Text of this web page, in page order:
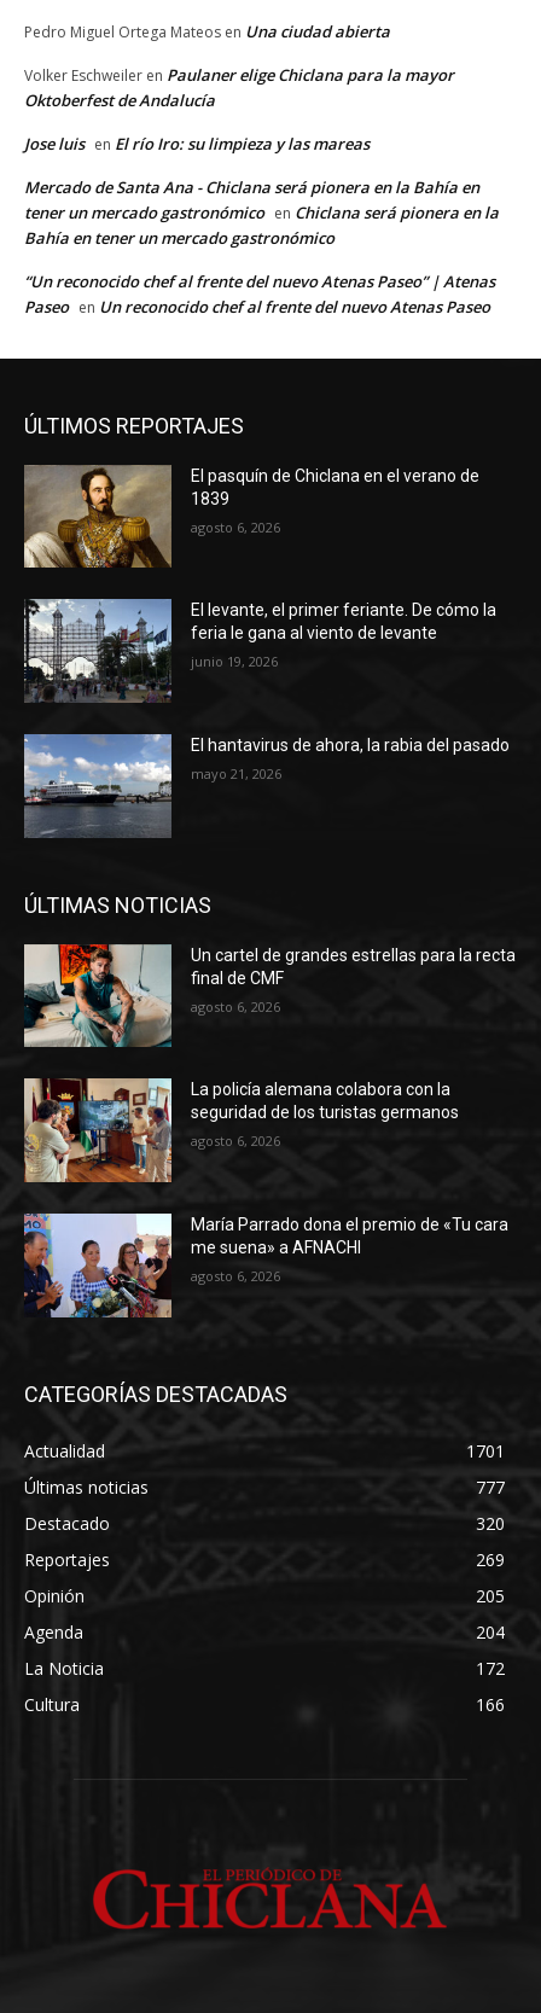
Pedro Miguel Ortega Mateos en Una ciudad abierta
Volker Eschweiler en Paulaner elige Chiclana para la mayor
Oktoberfest de Andalucía
Jose luis en El río Iro: su limpieza y las mareas
Mercado de Santa Ana - Chiclana será pionera en la Bahía en
tener un mercado gastronómico en Chiclana será pionera en la
Bahía en tener un mercado gastronómico
“Un reconocido chef al frente del nuevo Atenas Paseo” | Atenas
Paseo en Un reconocido chef al frente del nuevo Atenas Paseo
ÚLTIMOS REPORTAJES
El pasquín de Chiclana en el verano de
1839
agosto 6, 2026
El levante, el primer feriante. De cómo la
feria le gana al viento de levante
junio 19, 2026
El hantavirus de ahora, la rabia del pasado
mayo 21, 2026
ÚLTIMAS NOTICIAS
Un cartel de grandes estrellas para la recta
final de CMF
agosto 6, 2026
La policía alemana colabora con la
seguridad de los turistas germanos
agosto 6, 2026
María Parrado dona el premio de «Tu cara
me suena» a AFNACHI
agosto 6, 2026
CATEGORÍAS DESTACADAS
Actualidad
1701
Últimas noticias
777
Destacado
320
Reportajes
269
Opinión
205
Agenda
204
La Noticia
172
Cultura
166